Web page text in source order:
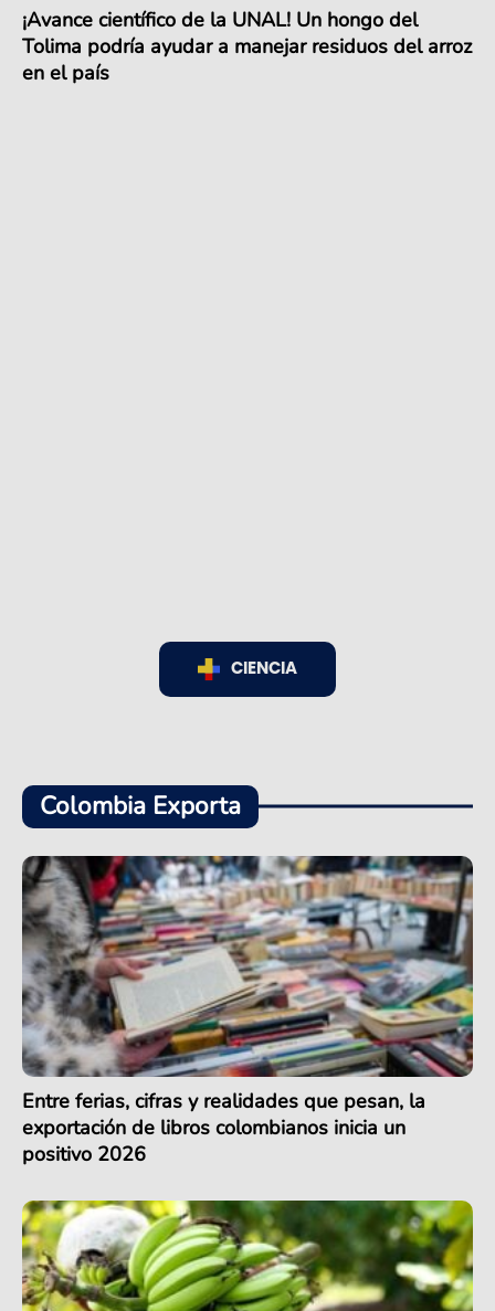
¡Avance científico de la UNAL! Un hongo del
Tolima podría ayudar a manejar residuos del arroz
en el país
CIENCIA
Colombia Exporta
Entre ferias, cifras y realidades que pesan, la
exportación de libros colombianos inicia un
positivo 2026